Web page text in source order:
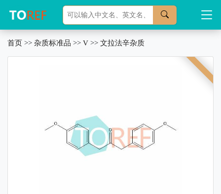
首页 >> 杂质标准品 >> V >> 文拉法辛杂质